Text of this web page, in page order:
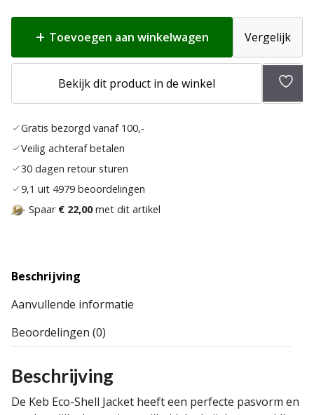
€ 549,95
Toevoegen aan winkelwagen Vergelijk
Bekijk dit product in de winkel
Gratis bezorgd vanaf 100,-
Veilig achteraf betalen
30 dagen retour sturen
9,1 uit 4979 beoordelingen
Spaar € 22,00met dit artikel
Beschrijving
Aanvullende informatie
Beoordelingen (0)
Beschrijving
De Keb Eco-Shell Jacket heeft een perfecte pasvorm en